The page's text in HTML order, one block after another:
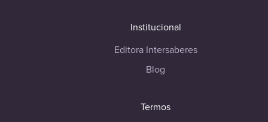
Institucional
Editora Intersaberes
Blog
Termos